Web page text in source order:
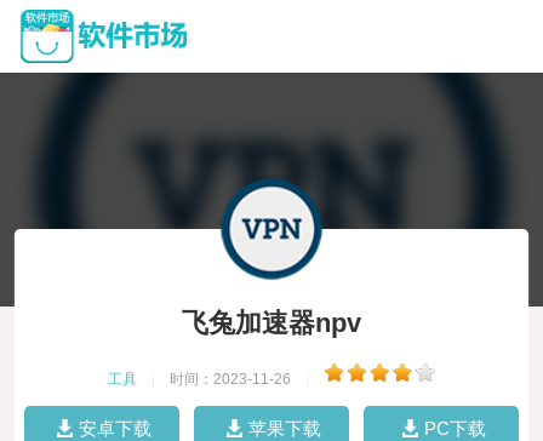
飞兔加速器npv
工具 时间：2023-11-26
安卓下载 苹果下载 PC下载